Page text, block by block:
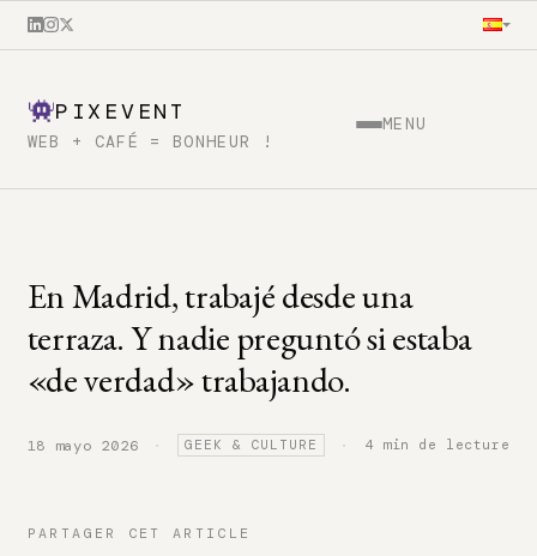
PIXEVENT
WEB + CAFÉ = BONHEUR !
MENU
En Madrid, trabajé desde una
terraza. Y nadie preguntó si estaba
«de verdad» trabajando.
18 mayo 2026 · GEEK & CULTURE · 4 min de lecture
PARTAGER CET ARTICLE